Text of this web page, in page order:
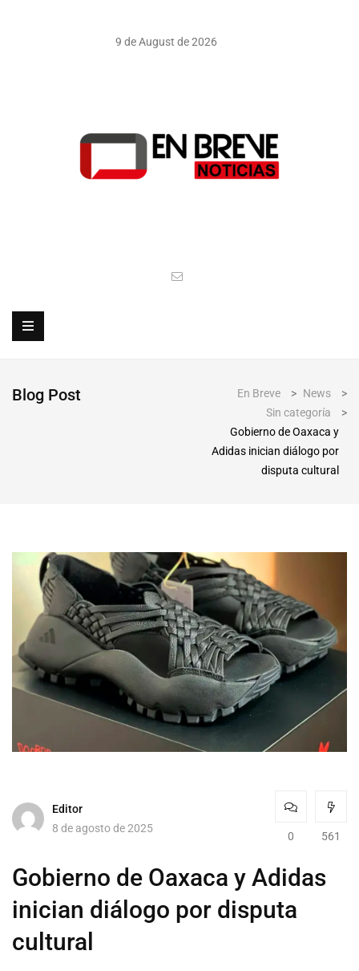
9 de August de 2026
Blog Post En Breve > News
>
Sin categoría
>
Gobierno de Oaxaca y
Adidas inician diálogo por
disputa cultural
Editor
8 de agosto de 2025
0 561
Gobierno de Oaxaca y Adidas
inician diálogo por disputa
cultural